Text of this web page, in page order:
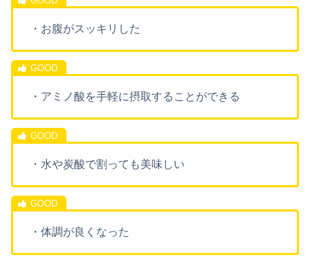
・お腹がスッキリした
・アミノ酸を手軽に摂取することができる
・水や炭酸で割っても美味しい
・体調が良くなった